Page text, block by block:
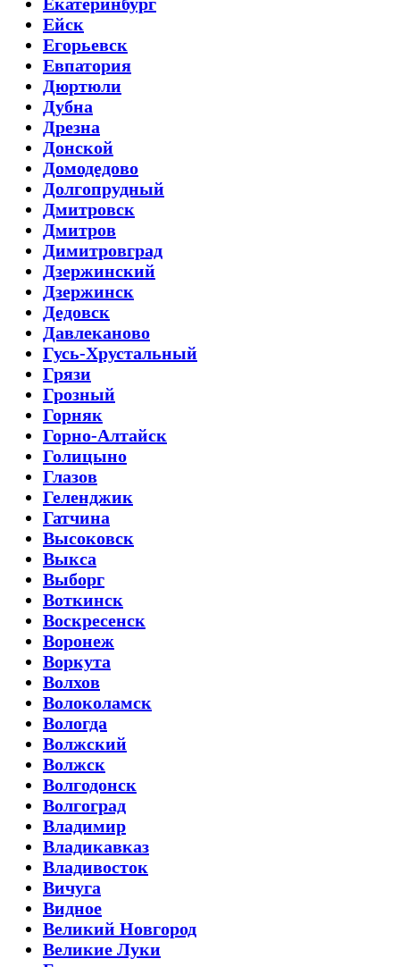
Ейск
Егорьевск
Евпатория
Дюртюли
Дубна
Дрезна
Донской
Домодедово
Долгопрудный
Дмитровск
Дмитров
Димитровград
Дзержинский
Дзержинск
Дедовск
Давлеканово
Гусь-Хрустальный
Грязи
Грозный
Горняк
Горно-Алтайск
Голицыно
Глазов
Геленджик
Гатчина
Высоковск
Выкса
Выборг
Воткинск
Воскресенск
Воронеж
Воркута
Волхов
Волоколамск
Вологда
Волжский
Волжск
Волгодонск
Волгоград
Владимир
Владикавказ
Владивосток
Вичуга
Видное
Великий Новгород
Великие Луки